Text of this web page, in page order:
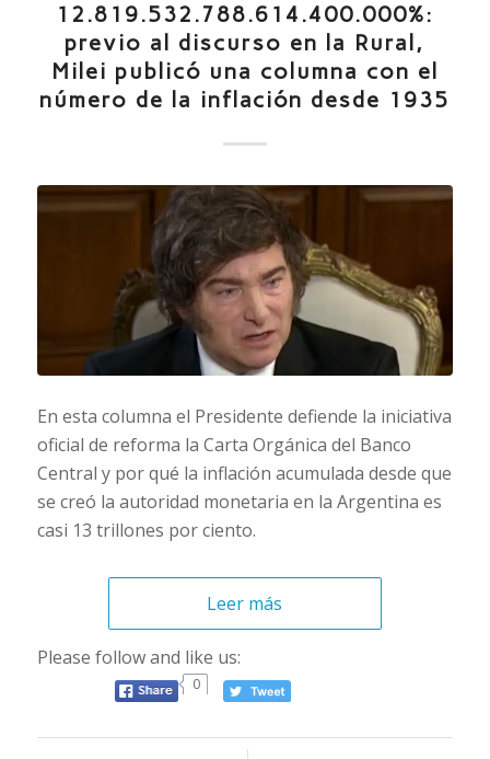
12.819.532.788.614.400.000%:
previo al discurso en la Rural,
Milei publicó una columna con el
número de la inflación desde 1935
En esta columna el Presidente defiende la iniciativa
oficial de reforma la Carta Orgánica del Banco
Central y por qué la inflación acumulada desde que
se creó la autoridad monetaria en la Argentina es
casi 13 trillones por ciento.
Leer más
Please follow and like us:
0